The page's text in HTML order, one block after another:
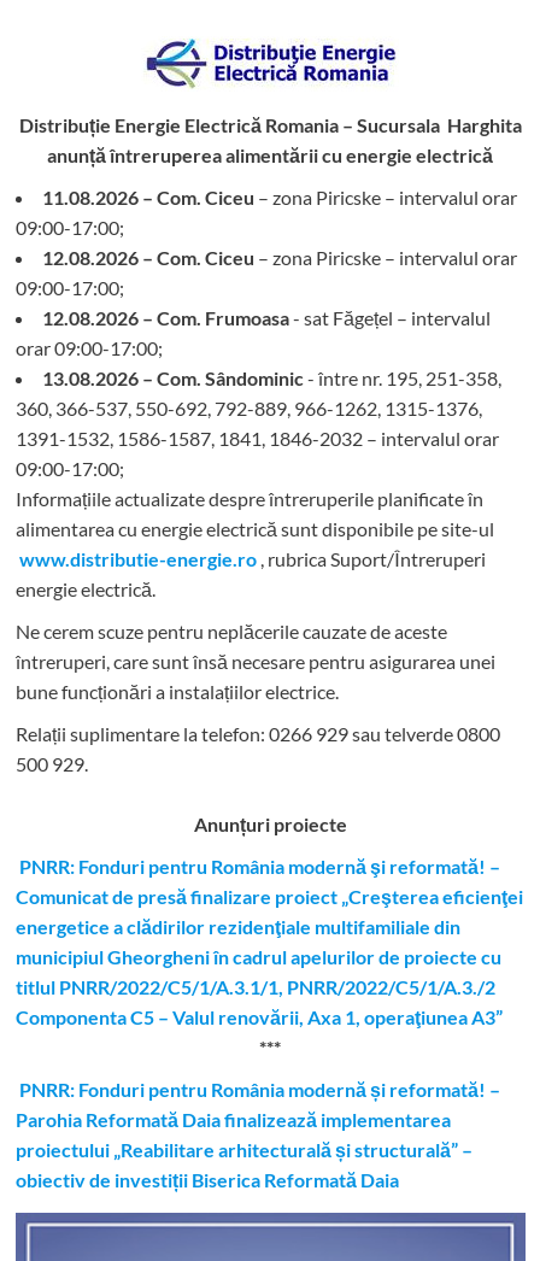
Distribuție Energie Electrică Romania – Sucursala Harghita
anunță întreruperea alimentării cu energie electrică
11.08.2026 – Com. Ciceu – zona Piricske – intervalul orar
09:00-17:00;
12.08.2026 – Com. Ciceu – zona Piricske – intervalul orar
09:00-17:00;
12.08.2026 – Com. Frumoasa- sat Făgețel – intervalul
orar 09:00-17:00;
13.08.2026 – Com. Sândominic- între nr. 195, 251-358,
360, 366-537, 550-692, 792-889, 966-1262, 1315-1376,
1391-1532, 1586-1587, 1841, 1846-2032 – intervalul orar
09:00-17:00;
Informațiile actualizate despre întreruperile planificate în
alimentarea cu energie electrică sunt disponibile pe site-ul
www.distributie-energie.ro , rubrica Suport/Întreruperi
energie electrică.
Ne cerem scuze pentru neplăcerile cauzate de aceste
întreruperi, care sunt însă necesare pentru asigurarea unei
bune funcționări a instalațiilor electrice.
Relații suplimentare la telefon: 0266 929 sau telverde 0800
500 929.
Anunțuri proiecte
PNRR: Fonduri pentru România modernă şi reformată! –
Comunicat de presă finalizare proiect „Creşterea eficienţei
energetice a clădirilor rezidenţiale multifamiliale din
municipiul Gheorgheni în cadrul apelurilor de proiecte cu
titlul PNRR/2022/C5/1/A.3.1/1, PNRR/2022/C5/1/A.3./2
Componenta C5 – Valul renovării, Axa 1, operaţiunea A3”
***
PNRR: Fonduri pentru România modernă și reformată! –
Parohia Reformată Daia finalizează implementarea
proiectului „Reabilitare arhitecturală și structurală” –
obiectiv de investiții Biserica Reformată Daia